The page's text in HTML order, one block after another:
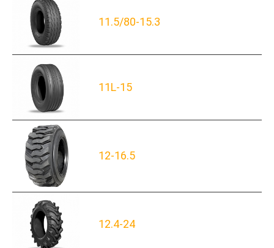
11.5/80-15.3
11L-15
12-16.5
12.4-24